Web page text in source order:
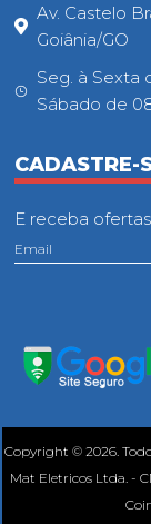
Av. Castelo
Goiânia/GO
Seg. à Sexta
Sábado de
CADASTRE-
E receba
Copyright © 2026.
Mat Eletricos Ltda. -